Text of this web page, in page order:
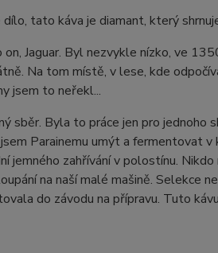
tato káva je diamant, který
Jaguar. Byl nezvykle nízko, ve
Na tom místě, v lese, kde
jsem to neřekl...
sběr. Byla to práce jen pro jednoho
Parainemu umýt a fermentovat
jemného zahřívání v polostínu.
na naší malé mašině. Selekce
do závodu na přípravu. Tuto